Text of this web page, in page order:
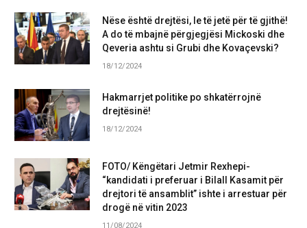
Nëse është drejtësi, le të jetë për të gjithë!
A do të mbajnë përgjegjësi Mickoski dhe
Qeveria ashtu si Grubi dhe Kovaçevski?
18/12/2024
Hakmarrjet politike po shkatërrojnë
drejtësinë!
18/12/2024
FOTO/ Këngëtari Jetmir Rexhepi-
“kandidati i preferuar i Bilall Kasamit për
drejtori të ansamblit” ishte i arrestuar për
drogë në vitin 2023
11/08/2024